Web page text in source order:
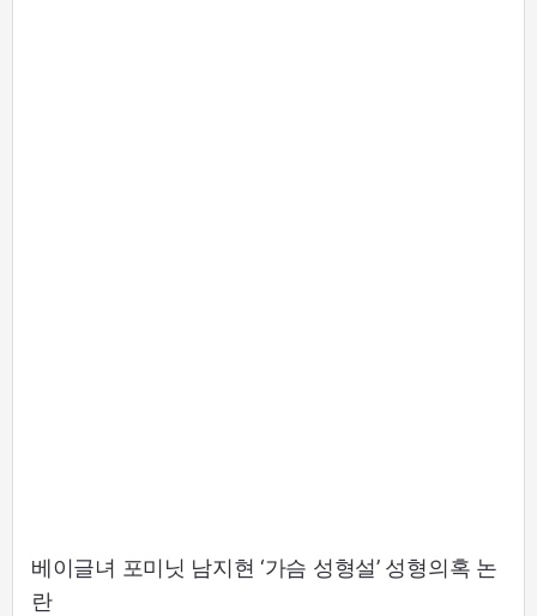
베이글녀 포미닛 남지현 ‘가슴 성형설’ 성형의혹 논
란